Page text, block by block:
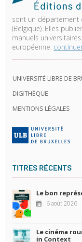
sont un département
(Belgique). Elles
manuels
européenne.
UNIVERSITÉ LIBRE DE
DIGITHÈQUE
MENTIONS LÉGALES
TITRES RÉCENTS
Le bon
6 août 2026
Le cinéma
in Context